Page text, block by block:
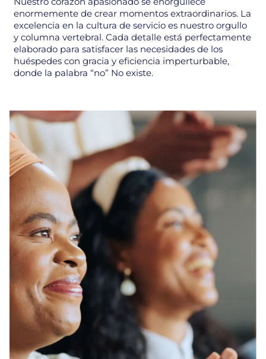
enormemente de crear momentos extraordinarios. La
excelencia en la cultura de servicio es nuestro orgullo
y columna vertebral. Cada detalle está perfectamente
elaborado para satisfacer las necesidades de los
huéspedes con gracia y eficiencia imperturbable,
donde la palabra “no” No existe.